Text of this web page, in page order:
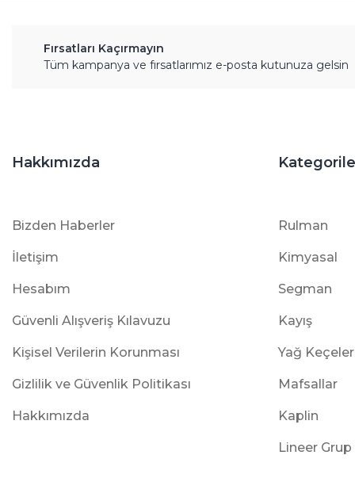
Fırsatları Kaçırmayın
Tüm kampanya ve fırsatlarımız e-posta kutunuza gelsin
Hakkımızda
Bizden Haberler
İletişim
Hesabım
Güvenli Alışveriş Kılavuzu
Kişisel Verilerin Korunması
Gizlilik ve Güvenlik Politikası
Hakkımızda
Rulman
Kimyasal
Segman
Kayış
Yağ
Mafsallar
Kaplin
Lineer Grup